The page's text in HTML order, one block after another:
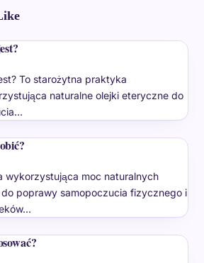
To starożytna praktyka
naturalne olejki eteryczne do
wykorzystująca moc naturalnych
poprawy samopoczucia fizycznego i